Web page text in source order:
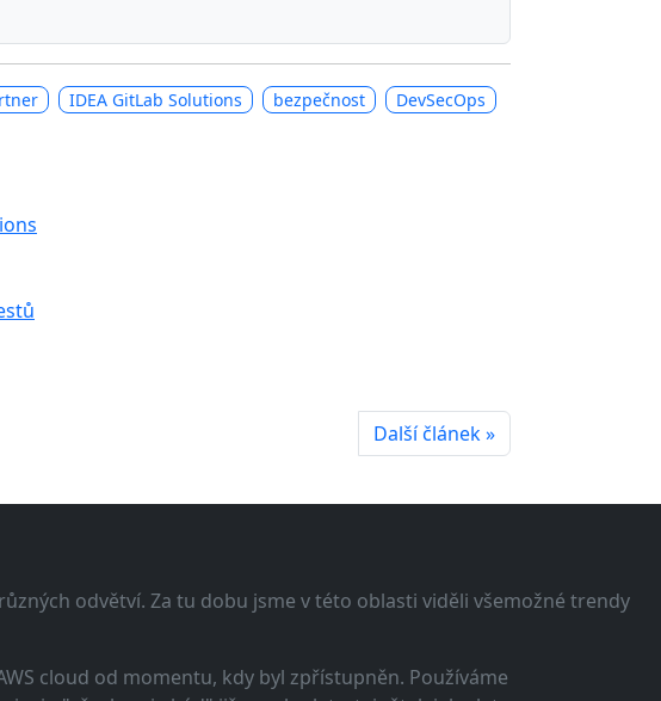
IDEA GitLab Solutions bezpečnost DevSecOps
Další článek »
odvětví. Za tu dobu jsme v této oblasti viděli všemožné trendy
cloud od momentu, kdy byl zpřístupněn. Používáme